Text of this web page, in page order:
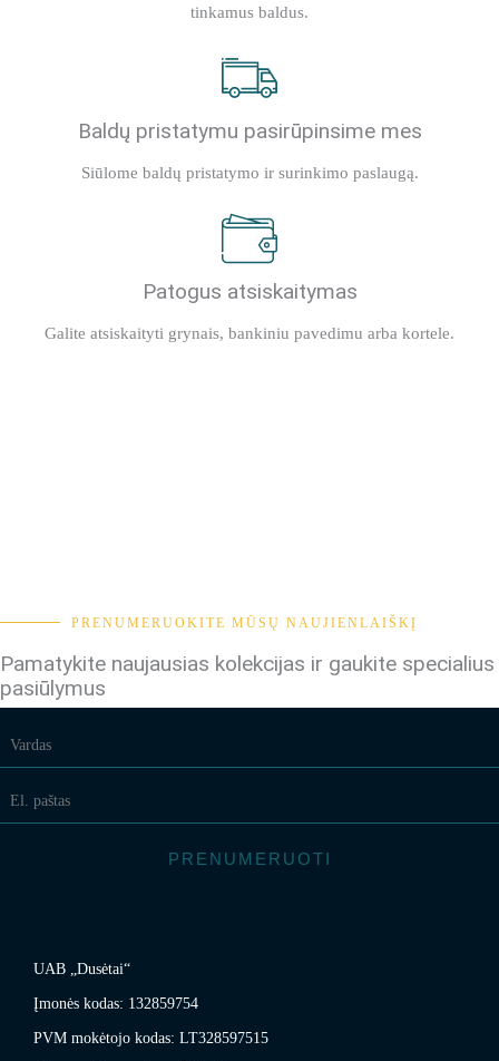
tinkamus baldus.
Baldų pristatymu pasirūpinsime mes
Siūlome baldų pristatymo ir surinkimo paslaugą.
Patogus atsiskaitymas
Galite atsiskaityti grynais, bankiniu pavedimu arba kortele.
PRENUMERUOKITE MŪSŲ NAUJIENLAIŠKĮ
Pamatykite naujausias kolekcijas ir gaukite specialius
pasiūlymus
PRENUMERUOTI
UAB „Dusėtai“
Įmonės kodas: 132859754
PVM mokėtojo kodas: LT328597515